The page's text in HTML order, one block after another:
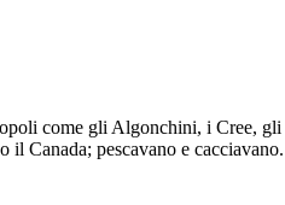
come gli Algonchini, i Cree, gli
il Canada; pescavano e cacciavano.